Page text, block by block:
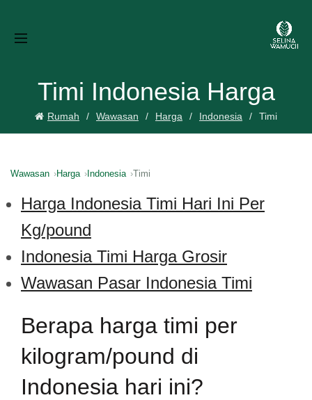
Timi Indonesia Harga
Rumah Wawasan Harga Indonesia Timi
Wawasan Harga Indonesia Timi
Harga Indonesia Timi Hari Ini Per
Kg/pound
Indonesia Timi Harga Grosir
Wawasan Pasar Indonesia Timi
Berapa harga timi per
kilogram/pound di
Indonesia hari ini?